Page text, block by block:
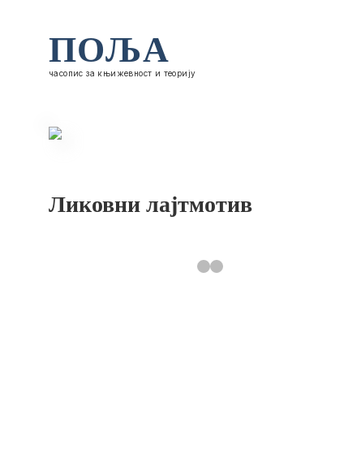
ПОЉА
часопис за књижевност и теорију
Ликовни лајтмотив